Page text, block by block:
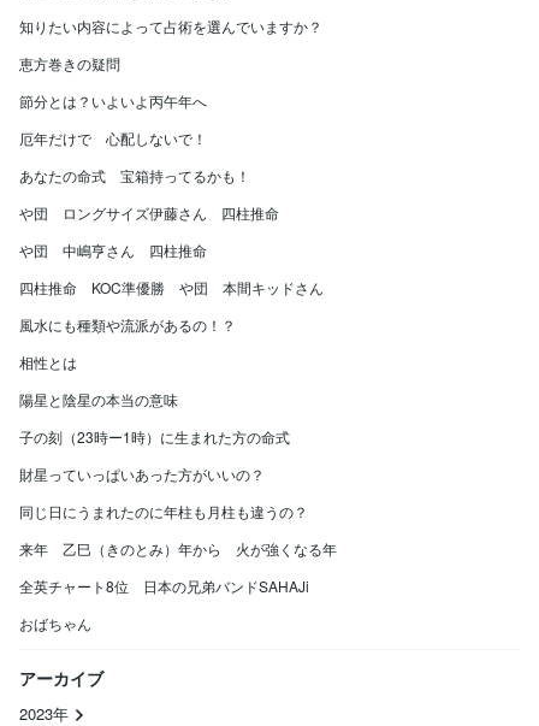
知りたい内容によって占術を選んでいますか？
恵方巻きの疑問
節分とは？いよいよ丙午年へ
厄年だけで 心配しないで！
あなたの命式 宝箱持ってるかも！
や団 ロングサイズ伊藤さん 四柱推命
や団 中嶋亨さん 四柱推命
四柱推命 KOC準優勝 や団 本間キッドさん
風水にも種類や流派があるの！？
相性とは
陽星と陰星の本当の意味
子の刻（23時ー1時）に生まれた方の命式
財星っていっぱいあった方がいいの？
同じ日にうまれたのに年柱も月柱も違うの？
来年 乙巳（きのとみ）年から 火が強くなる年
全英チャート8位 日本の兄弟バンドSAHAJi
おばちゃん
アーカイブ
2023年